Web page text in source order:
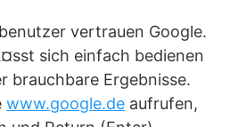
vertrauen Google.
sich einfach bedienen
brauchbare Ergebnisse.
www.google.de aufrufen,